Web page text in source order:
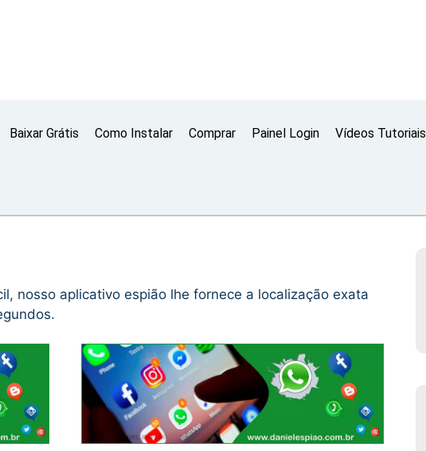
Baixar Grátis Como Instalar Comprar Painel Login Vídeos Tutoriais
nosso aplicativo espião lhe fornece a localização exata